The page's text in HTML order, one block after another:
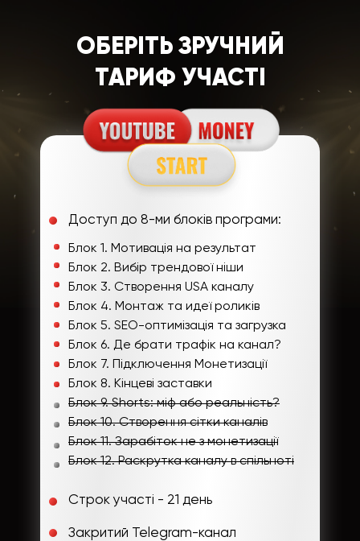
Строк участі - 21 день
Доступ до 8-ми блоків програми:
Блок 1. Мотивація на результат
Блок 2. Вибір трендової ніши
Блок 3. Створення USA каналу
Блок 4. Монтаж та идеї роликів
Блок 5. SEO-оптимізація та загрузка
Блок 6. Де брати трафік на канал?
Блок 7. Підключення Монетизації
Блок 8. Кінцеві заставки
Блок 9. Shorts: міф або реальність?
Блок 10. Створення сітки каналів
Блок 11. Зарабіток не з монетизації
Блок 12. Раскрутка каналу в спільноті
Закритий Telegram-канал
ОБЕРІТЬ ЗРУЧНИЙ
ТАРИФ УЧАСТІ